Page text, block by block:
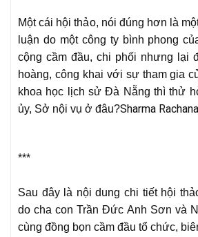
Một cái hội thảo, nói đúng hơn là
luận do một công ty bình phong
cộng cầm đầu, chi phối nhưng lại
hoàng, công khai với sự tham gia
khoa học lịch sử Đà Nẵng thì thử
ủy, Sở nội vụ ở đâu?Sharma Rachana
***
Sau đây là nội dung chi tiết hội
do cha con Trần Đức Anh Sơn và
cùng đồng bọn cầm đầu tổ chức,